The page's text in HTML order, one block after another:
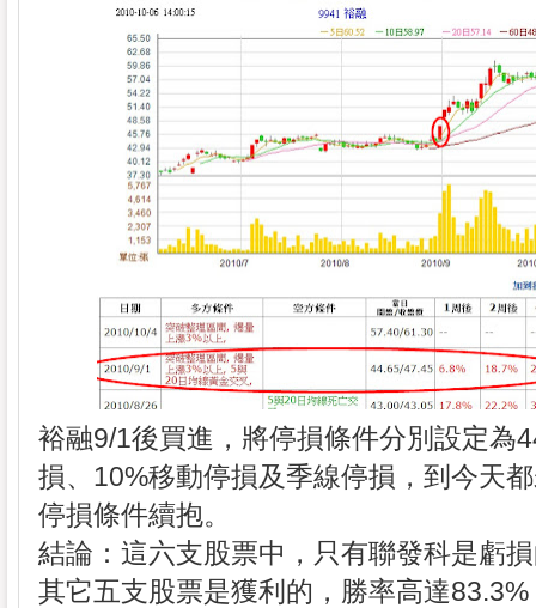
裕融9/1後買進，將停損條件分別設定為
損、10%移動停損及季線停損，到今天
停損條件續抱。
結論：這六支股票中，只有聯發科是虧
其它五支股票是獲利的，勝率高達83.3%